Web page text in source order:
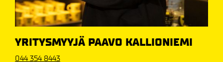
YRITYSMYYJÄ PAAVO KALLIONIEMI
044 354 8443